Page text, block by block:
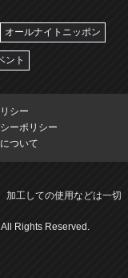
オールナイトニッポン
ント
シー
ーポリシー
ついて
加工しての使用などは一切
Rights Reserved.